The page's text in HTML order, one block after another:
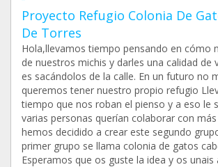
Proyecto Refugio Colonia De
De Torres
Hola,llevamos tiempo pensando en cómo
de nuestros michis y darles una calidad de
es sacándolos de la calle. En un futuro no
queremos tener nuestro propio refugio
tiempo que nos roban el pienso y a eso le
varias personas querían colaborar con
hemos decidido a crear este segundo
primer grupo se llama colonia de gatos
Esperamos que os guste la idea y os unais